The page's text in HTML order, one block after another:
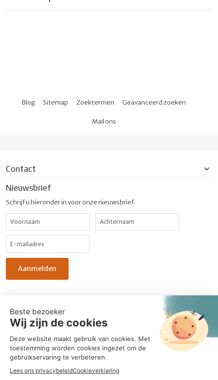
Blog Sitemap Zoektermen Geavanceerd zoeken
Mail ons
Contact
Nieuwsbrief
Schrijf u hieronder in voor onze nieuwsbrief.
© 2026 UniqueCarton. Alle rechten voorbehouden. - Realisatie:
BabOnline